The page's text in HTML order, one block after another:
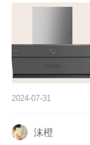
2024-07-31
沫橙